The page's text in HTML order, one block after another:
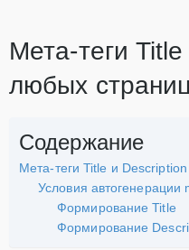
Мета-теги
любых
Содержание
Мета-теги Title и
Условия автогенерации
Формирование Title
Формирование